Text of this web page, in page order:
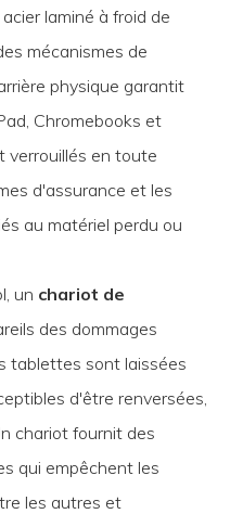
laminé à froid de
mécanismes de
physique garantit
Chromebooks et
verrouillés en toute
d'assurance et les
au matériel perdu ou
un chariot de
des dommages
tablettes sont laissées
d'être renversées,
chariot fournit des
qui empêchent les
les autres et